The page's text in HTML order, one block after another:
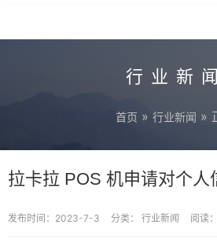
行业新闻
首页 » 行业新闻 »
拉卡拉 POS 机申请对个人
发布时间：2023-7-3 分类： 行业新闻 阅读